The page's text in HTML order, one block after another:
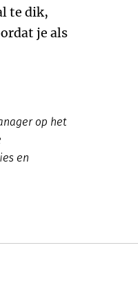
te dik,
je als
op het
en